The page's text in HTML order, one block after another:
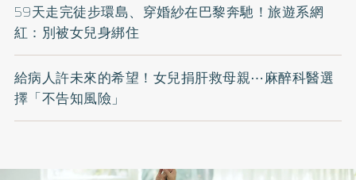
59天走完徒步環島、穿婚紗在巴黎奔馳！旅遊系網
紅：別被女兒身綁住
給病人許未來的希望！女兒捐肝救母親⋯麻醉科醫選
擇「不告知風險」